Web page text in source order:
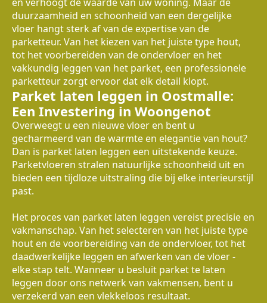
duurzaamheid en schoonheid van een dergelijke
vloer hangt sterk af van de expertise van de
parketteur. Van het kiezen van het juiste type hout,
tot het voorbereiden van de ondervloer en het
vakkundig leggen van het parket, een professionele
parketteur zorgt ervoor dat elk detail klopt.
Parket laten leggen in Oostmalle:
Een Investering in Woongenot
Overweegt u een nieuwe vloer en bent u
gecharmeerd van de warmte en elegantie van hout?
Dan is parket laten leggen een uitstekende keuze.
Parketvloeren stralen natuurlijke schoonheid uit en
bieden een tijdloze uitstraling die bij elke interieurstijl
past.
Het proces van parket laten leggen vereist precisie en
vakmanschap. Van het selecteren van het juiste type
hout en de voorbereiding van de ondervloer, tot het
daadwerkelijke leggen en afwerken van de vloer -
elke stap telt. Wanneer u besluit parket te laten
leggen door ons netwerk van vakmensen, bent u
verzekerd van een vlekkeloos resultaat.